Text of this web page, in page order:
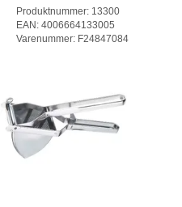
Produktnummer: 13300
EAN: 4006664133005
Varenummer: F24847084